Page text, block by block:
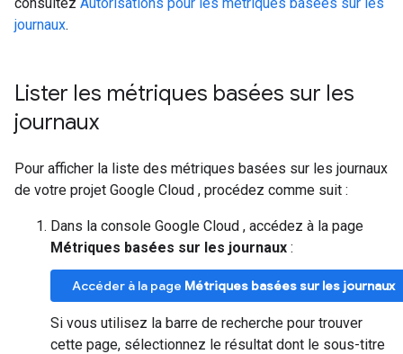
journaux.
Lister les métriques basées sur les
journaux
Pour afficher la liste des métriques basées sur les journaux
de votre projet Google Cloud , procédez comme suit :
Dans la console Google Cloud , accédez à la page
Métriques basées sur les journaux :
Accéder à la page Métriques basées sur les journaux
Si vous utilisez la barre de recherche pour trouver
cette page, sélectionnez le résultat dont le sous-titre